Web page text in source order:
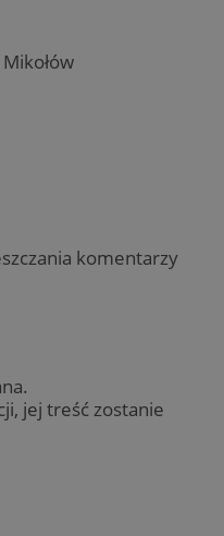
komentarzy
jej treść zostanie